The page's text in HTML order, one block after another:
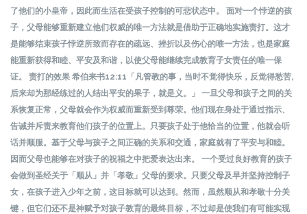
了他们的小皇帝，因此而生活在受孩子控制的可悲状态中。 面对一个悖逆的孩
子，父母能够重新建立他们权威的唯一方法就是借助于正确地实施责打。这才
是能够结束孩子悖逆所致而存在的疏远、挫折以及伤心的唯一方法，也是家庭
能重新获得和睦、平安及和谐，以使父母能继续完成教育子女责任的唯一保
证。 责打的效果 希伯来书12:11「凡管教的事，当时不觉得快乐，反觉得愁苦,
后来却为那经练过的人结出平安的果子，就是义。」 一旦父母和孩子之间的关
系恢复正常，父母就会作为权威而重新受到尊荣。他们现在身处于通过指示、
告诫并斥责来教育他们孩子的位置上。只要孩子处于他恰当的位置，他就会听
话并顺服。基于父母与孩子之间正确的关系和交通，家庭就有了平安与和睦。
因而父母也能够在对孩子的祝福之中把爱表达出来。 一个受过良好教育的孩子
会做到圣经关于「顺从」并「孝敬」父母的要求。只要父母及早并坚持控制子
女，在孩子进入少年之前，这目标就可以达到。然而，虽然顺从和孝敬十分关
键，但它们还不是神赋予对孩子教育的最终目标，不过却是使我们有可能实现